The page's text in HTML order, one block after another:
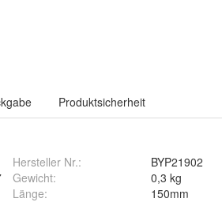
Produktsicherheit
Hersteller Nr.:
BYP21902
Gewicht:
0,3 kg
Länge: 150mm